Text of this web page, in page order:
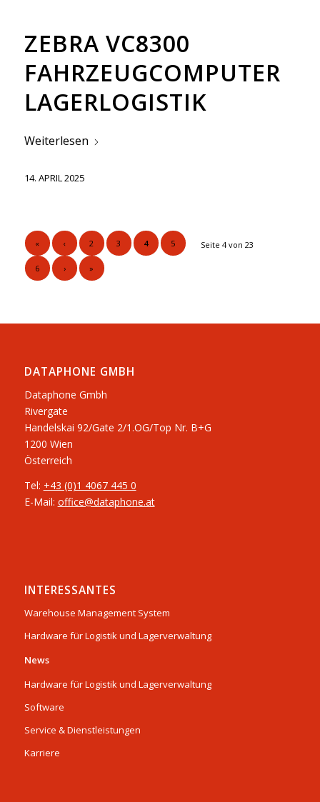
ZEBRA VC8300
FAHRZEUGCOMPUTER
LAGERLOGISTIK
Weiterlesen
14. APRIL 2025
Seite 4 von 23
« ‹ 2 3 4 5
6 › »
DATAPHONE GMBH
Dataphone Gmbh
Rivergate
​Handelskai 92/Gate 2/1.OG/Top Nr. B+G
1200 Wien
Österreich
Tel: +43 (0)1 4067 445 0
E-Mail: office@dataphone.at
INTERESSANTES
Warehouse Management System
Hardware für Logistik und Lagerverwaltung
News
Hardware für Logistik und Lagerverwaltung
Software
Service & Dienstleistungen
Karriere